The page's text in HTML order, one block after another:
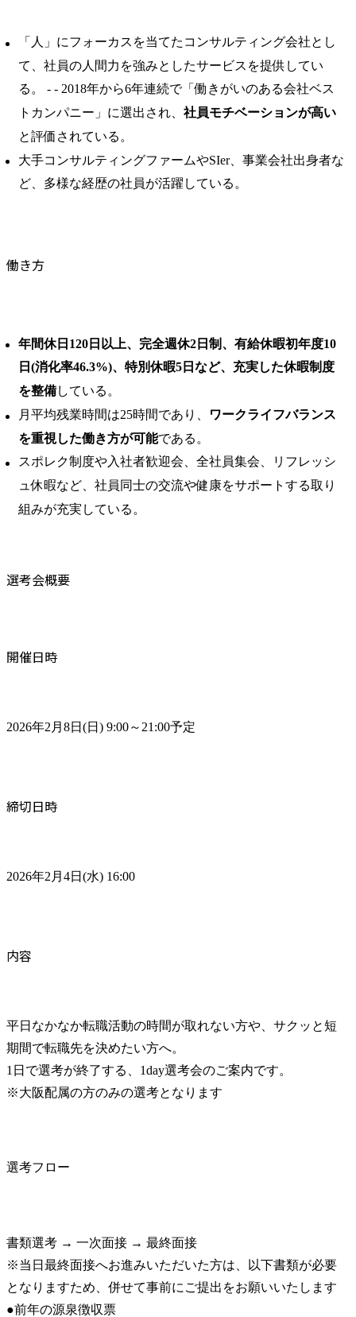
「人」にフォーカスを当てたコンサルティング会社とし
て、社員の人間力を強みとしたサービスを提供してい
る。 ​- - 2018年から6年連続で「働きがいのある会社ベス
トカンパニー」に選出され、 社員モチベーションが高い
と評価されている。 ​
大手コンサルティングファームやSIer、事業会社出身者な
ど、多様な経歴の社員が活躍している。
働き方
年間休日120日以上、完全週休2日制、有給休暇初年度10
日(消化率46.3%)、特別休暇5日など、充実した休暇制度
を整備している。 ​
月平均残業時間は25時間であり、
ワークライフバランス
を重視した働き方が可能である。 ​
スポレク制度や入社者歓迎会、全社員集会、リフレッシ
ュ休暇など、社員同士の交流や健康をサポートする取り
組みが充実している。
選考会概要
開催日時
2026年2月8日(日) 9:00～21:00予定
締切日時
2026年2月4日(水) 16:00
内容
平日なかなか転職活動の時間が取れない方や、サクッと短
期間で転職先を決めたい方へ。
1日で選考が終了する、1day選考会のご案内です。
※大阪配属の方のみの選考となります
選考フロー
書類選考 → 一次面接 → 最終面接
※当日最終面接へお進みいただいた方は、以下書類が必要
となりますため、併せて事前にご提出をお願いいたします
●前年の源泉徴収票